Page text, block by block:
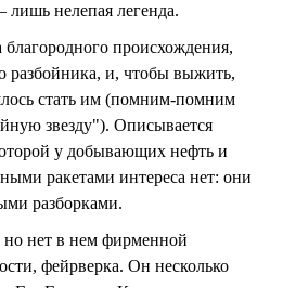
лишь нелепая легенда.
благородного происхождения,
разбойника, и, чтобы выжить,
стать им (помним-помним
звезду"). Описывается
у добывающих нефть и
ракетами интереса нет: они
разборками.
но нет в нем фирменной
фейрверка. Он несколько